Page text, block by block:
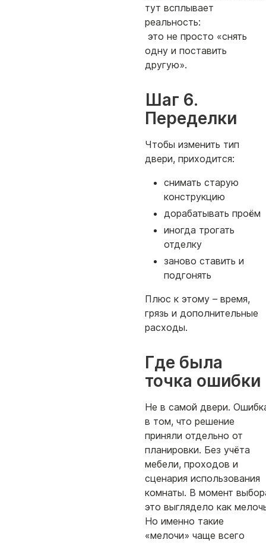
тут всплывает
реальность:
это не просто «снять
одну и поставить
другую».
Шаг 6.
Переделки
Чтобы изменить тип
двери, приходится:
снимать старую
конструкцию
дорабатывать проём
иногда трогать
отделку
заново ставить и
подгонять
Плюс к этому – время,
грязь и дополнительные
расходы.
Где была
точка ошибки
Не в самой двери.
в том, что решение
приняли отдельно от
планировки. Без учёта
мебели, проходов и
сценария использования
комнаты. В момент
это выглядело как
Но именно такие
«мелочи» чаще всего